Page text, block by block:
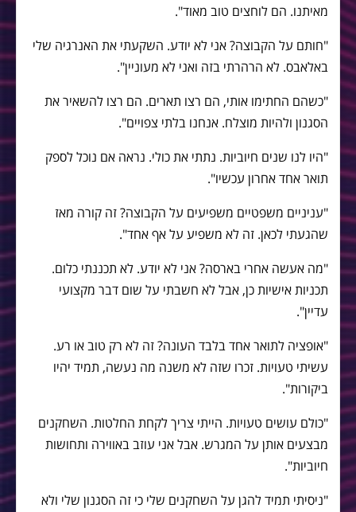
מאיתנו. הם לוחצים טוב מאוד".
"חותם על הקבוצה? אני לא יודע. השקעתי את האנרגיה שלי
באלאבס. לא הרהרתי בזה ואני לא מעוניין".
"כשהם החתימו אותי, הם רצו תארים. הם רצו להשאיר את
הסגנון ולהיות מוצלח. אנחנו בלתי צפויים".
"היו לנו שנים חיוביות. נתתי את כולי. נראה אם נוכל לספק
תואר אחד אחרון עכשיו".
"עניניים משפטיים משפיעים על הקבוצה? זה קורה מאז
שהגעתי לכאן. זה לא משפיע על אף אחד".
"מה אעשה אחרי בארסה? אני לא יודע. לא תכננתי כלום.
תכניות אישיות כן, אבל לא חשבתי על שום דבר מקצועי
עדיין".
"אופציה לתואר אחד בלבד העונה? זה לא רק טוב או רע.
עשיתי טעויות. זכרו שזה לא משנה מה נעשה, תמיד יהיו
ביקורות".
"כולם עושים טעויות. הייתי צריך לקחת החלטות. השחקנים
מבצעים אותן על המגרש. אבל אני עוזב באווירה ותחושות
חיוביות".
"ניסיתי תמיד להגן על השחקנים שלי כי זה הסגנון שלי ולא